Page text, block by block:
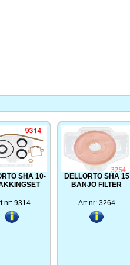
SHA 10-
9314
DELLORTO SHA 15
BANJO FILTER
Art.nr: 3264